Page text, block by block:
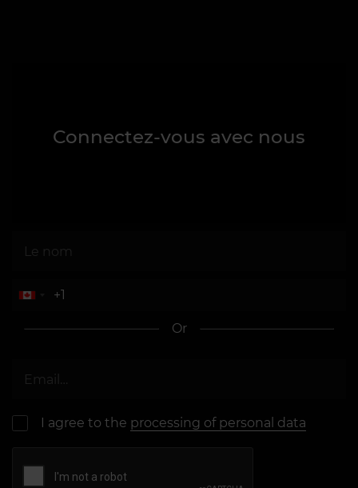
Connectez-vous avec nous
Or
I agree to the processing of personal data